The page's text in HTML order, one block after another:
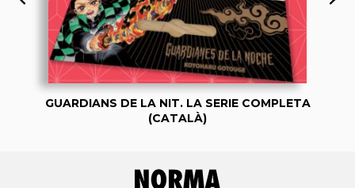
GUARDIANS DE LA NIT. LA SERIE COMPLETA
(CATALÀ)